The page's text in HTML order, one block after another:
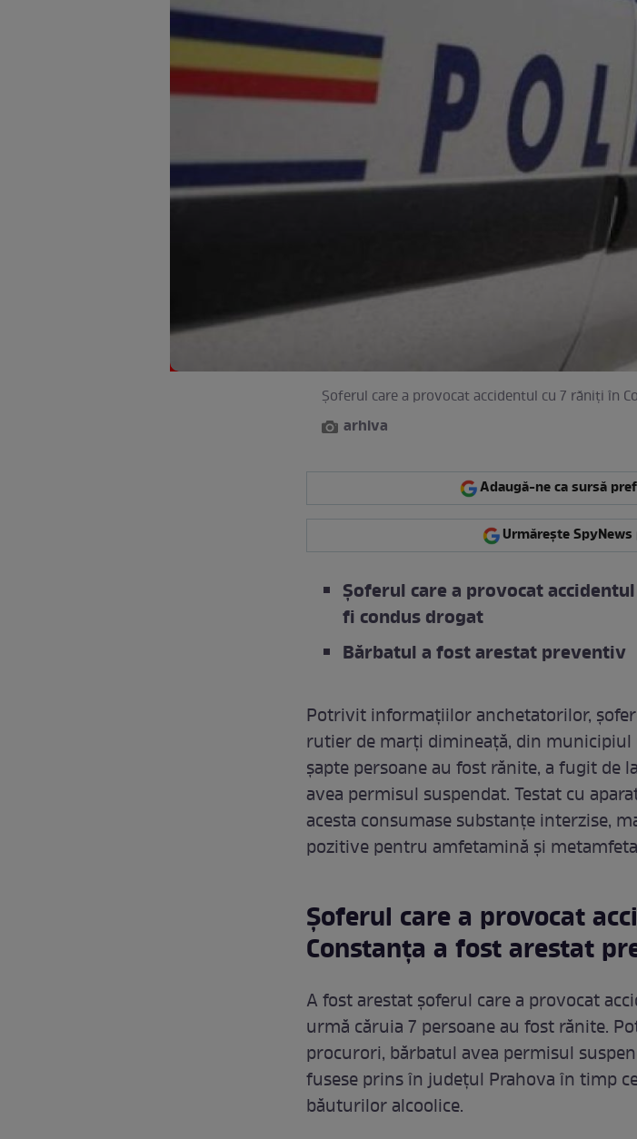
Șoferul care a provocat accidentul cu 7 răniți în
arhiva
Adaugă-ne ca sursă
Urmărește
Șoferul care a provocat
fi condus drogat
Bărbatul a fost arestat preventiv
Potrivit informațiilor anchetatorilor,
rutier de marţi dimineaţă, din municipiul
şapte persoane au fost rănite, a fugit de
avea permisul suspendat. Testat cu
acesta consumase substanțe interzise,
pozitive pentru amfetamină şi
Șoferul care a provocat
Constanța a fost arestat
A fost arestat șoferul care a provocat
urmă căruia 7 persoane au fost rănite.
procurori, bărbatul avea permisul
fusese prins în judeţul Prahova în timp
băuturilor alcoolice.